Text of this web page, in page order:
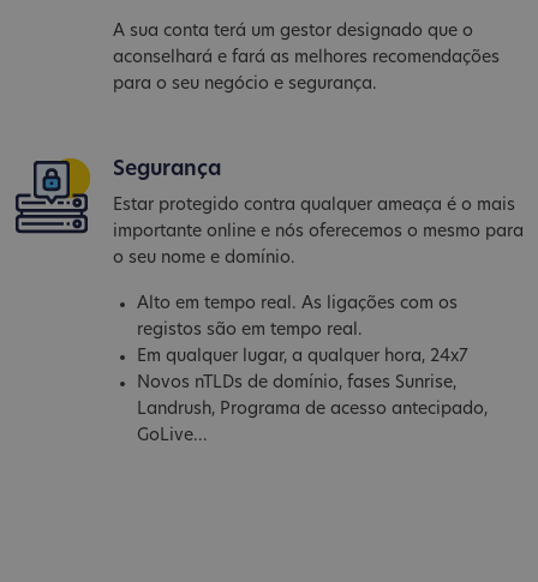
A sua conta terá um gestor designado que o
aconselhará e fará as melhores recomendações
para o seu negócio e segurança.
Segurança
Estar protegido contra qualquer ameaça é o mais
importante online e nós oferecemos o mesmo para
o seu nome e domínio.
Alto em tempo real. As ligações com os
registos são em tempo real.
Em qualquer lugar, a qualquer hora, 24x7
Novos nTLDs de domínio, fases Sunrise,
Landrush, Programa de acesso antecipado,
GoLive...